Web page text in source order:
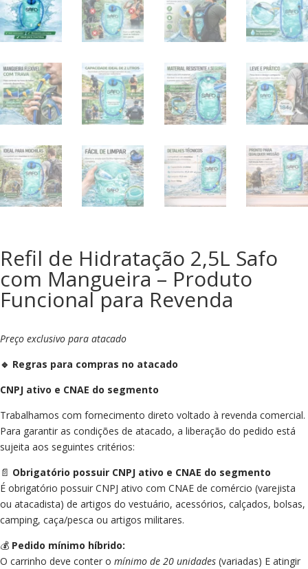
Refil de Hidratação 2,5L Safo
com Mangueira – Produto
Funcional para Revenda
Preço exclusivo para atacado
🔹 Regras para compras no atacado
CNPJ ativo e CNAE do segmento
Trabalhamos com fornecimento direto voltado à revenda comercial.
Para garantir as condições de atacado, a liberação do pedido está
sujeita aos seguintes critérios:
📄 Obrigatório possuir CNPJ ativo e CNAE do segmento
É obrigatório possuir CNPJ ativo com CNAE de comércio (varejista
ou atacadista) de artigos do vestuário, acessórios, calçados, bolsas,
camping, caça/pesca ou artigos militares.
💰 Pedido mínimo híbrido:
O carrinho deve conter o mínimo de 20 unidades (variadas) E atingir